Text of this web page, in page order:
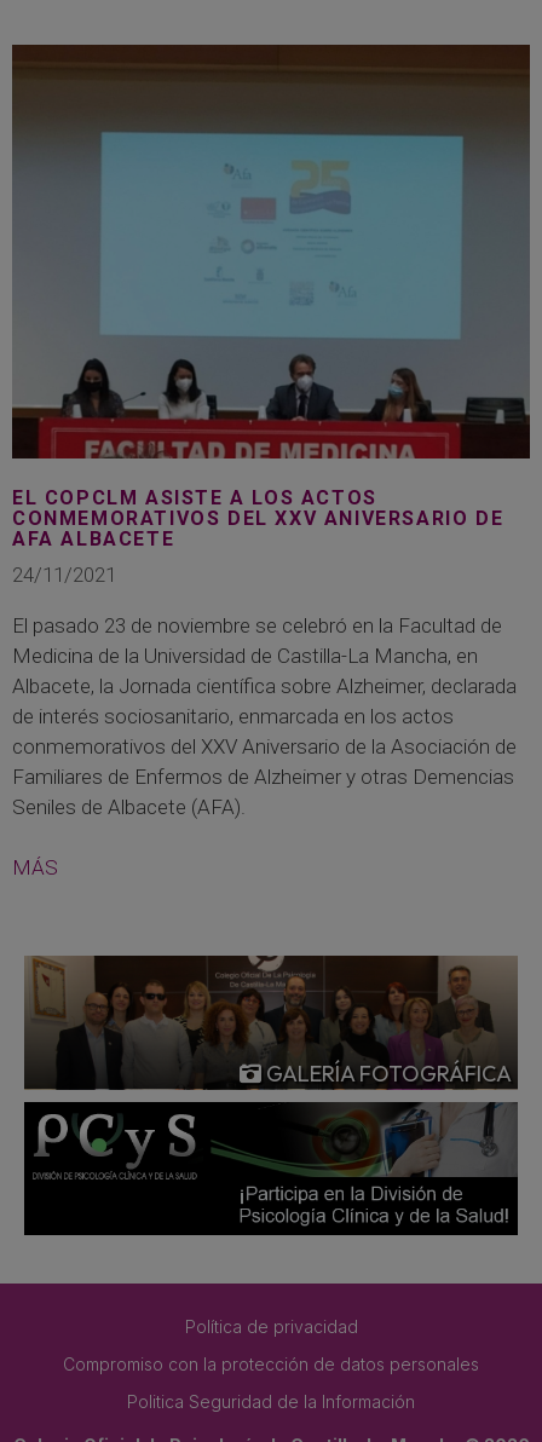
EL COPCLM ASISTE A LOS ACTOS
CONMEMORATIVOS DEL XXV ANIVERSARIO DE
AFA ALBACETE
24/11/2021
El pasado 23 de noviembre se celebró en la Facultad de
Medicina de la Universidad de Castilla-La Mancha, en
Albacete, la Jornada científica sobre Alzheimer, declarada
de interés sociosanitario, enmarcada en los actos
conmemorativos del XXV Aniversario de la Asociación de
Familiares de Enfermos de Alzheimer y otras Demencias
Seniles de Albacete (AFA).
MÁS
GALERÍA FOTOGRÁFICA
Política de privacidad
Compromiso con la protección de datos personales
Politica Seguridad de la Información